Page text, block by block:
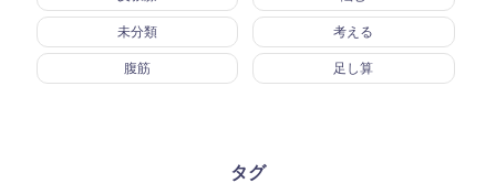
未分類 考える
腹筋 足し算
タグ